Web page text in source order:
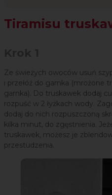
Tiramisu
Ze świeżych owoców usuń
i przełóż do garnka (mrożone
garnka). Do truskawek dodaj
rozpuść w 2 łyżkach wody.
dodaj do nich rozpuszczoną
kilka minut, do zgęstnienia.
truskawek, możesz je
przestudzenia.